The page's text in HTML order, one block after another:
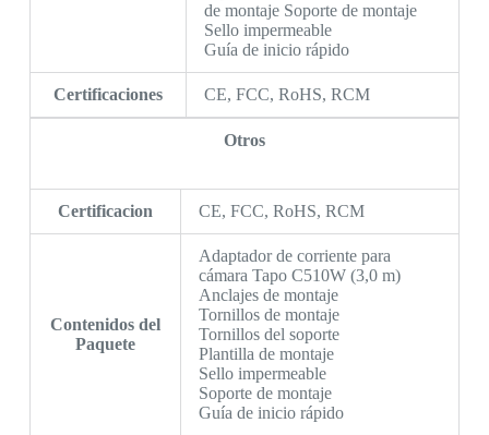
de montaje Soporte de montaje
Sello impermeable
Guía de inicio rápido
Certificaciones CE, FCC, RoHS, RCM
Otros
Certificacion CE, FCC, RoHS, RCM
Contenidos del
Paquete
Adaptador de corriente para
cámara Tapo C510W (3,0 m)
Anclajes de montaje
Tornillos de montaje
Tornillos del soporte
Plantilla de montaje
Sello impermeable
Soporte de montaje
Guía de inicio rápido